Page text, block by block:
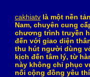
cakhiatv là một nền
Nam, chuyên cung
chương trình truyền
đến với giao diện
thu hút người dùng
kịch đến tâm lý, từ
này không chỉ phục
nối cộng đồng yêu